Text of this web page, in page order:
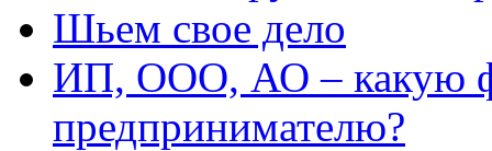
Шьем свое дело
ИП, ООО, АО – какую
предпринимателю?